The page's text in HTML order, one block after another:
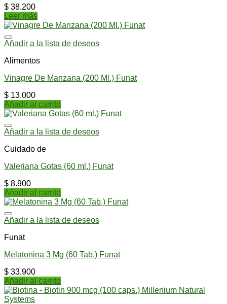
$ 38.200
Leer más
Añadir a la lista de deseos
Alimentos
Vinagre De Manzana (200 Ml.) Funat
$ 13.000
Añadir al carrito
Añadir a la lista de deseos
Cuidado de
Valeriana Gotas (60 ml.) Funat
$ 8.900
Añadir al carrito
Añadir a la lista de deseos
Funat
Melatonina 3 Mg (60 Tab.) Funat
$ 33.900
Añadir al carrito